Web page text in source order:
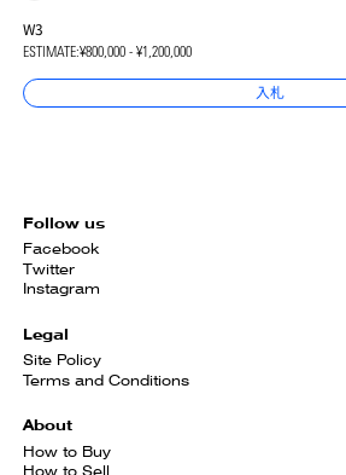
W3
ESTIMATE:¥800,000 - ¥1,200,000
入札
Follow us
Facebook
Twitter
Instagram
Legal
Site Policy
Terms and Conditions
About
How to Buy
How to Sell